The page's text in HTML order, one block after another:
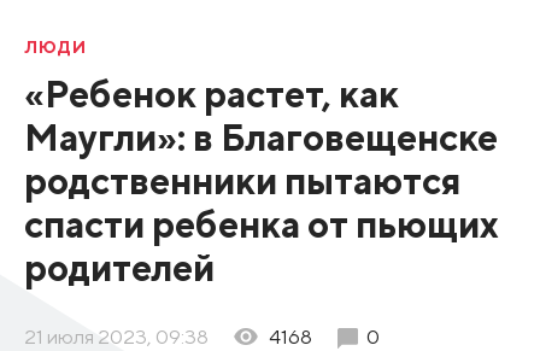
ЛЮДИ
«Ребенок растет, как
Маугли»: в Благовещенске
родственники пытаются
спасти ребенка от пьющих
родителей
21 июля 2023, 09:38 4168 0